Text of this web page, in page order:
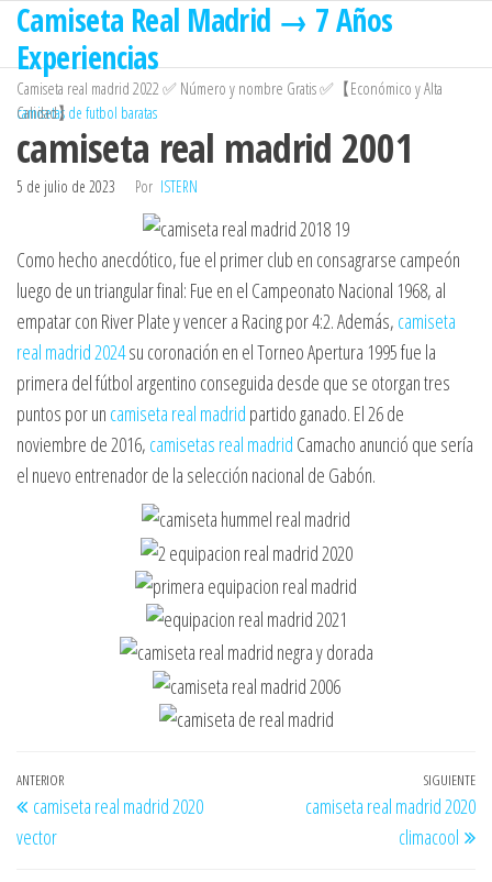
Saltar
contenido
Camiseta Real Madrid → 7 Años
Experiencias
Camiseta real madrid 2022 ✅ Número y nombre Gratis ✅【Económico y Alta
Calidad】
camisetas de futbol baratas
camiseta real madrid 2001
5 de julio de 2023 Por ISTERN
Como hecho anecdótico, fue el primer club en consagrarse campeón
luego de un triangular final: Fue en el Campeonato Nacional 1968, al
empatar con River Plate y vencer a Racing por 4:2. Además, camiseta
real madrid 2024su coronación en el Torneo Apertura 1995 fue la
primera del fútbol argentino conseguida desde que se otorgan tres
puntos por un camiseta real madrid partido ganado. El 26 de
noviembre de 2016, camisetas real madrid Camacho anunció que sería
el nuevo entrenador de la selección nacional de Gabón.
Navegación
de
entradas
Entrada
anterior
ANTERIOR
camiseta real madrid 2020
vector
SIGUIENTE
camiseta real madrid 2020
climacool